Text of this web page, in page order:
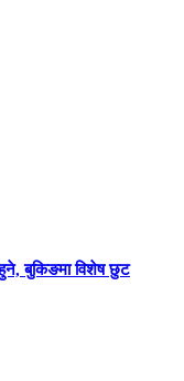
बुकिङमा विशेष छुट